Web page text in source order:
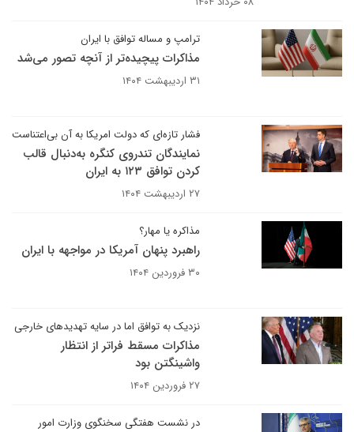
ترامپ و مساله توافق با ایران
مذاکرات پیچیده‌تر از آنچه تصور می‌شد
۳۱ اردیبهشت ۱۴۰۴
فشار تازه‌ای که دولت امریکا به آن بی‌اعتناست
نمایندگان تندروی کنگره به‌دنبال قالب
کردن توافق ۱۲۳ به ایران
۲۷ اردیبهشت ۱۴۰۴
مذاکره یا مهار؟
راهبرد پنهان آمریکا در مواجهه با ایران
۳۰ فروردین ۱۴۰۴
نزدیک به توافق اما در سایه تهدیدهای خارجی
مذاکرات مسقط فراتر از انتظار
واشینگتن بود
۲۷ فروردین ۱۴۰۴
در نشست هفتگی سخنگوی وزارت امور